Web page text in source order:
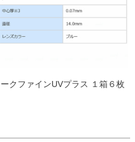
クファインUVプラス １箱６枚